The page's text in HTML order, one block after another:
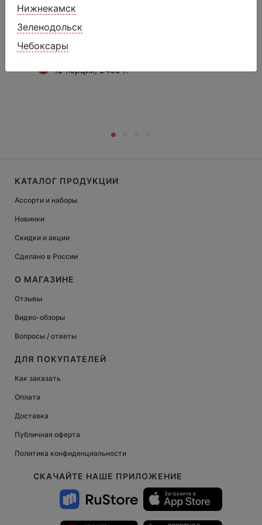
Нижнекамск
Зеленодольск
Чебоксары
Брикет ГОСТ крем-брюле
1699 ₽
12 порций, 2400 г.
СКАЧАЙТЕ НАШЕ ПРИЛОЖЕНИЕ
КАТАЛОГ ПРОДУКЦИИ
Ассорти и наборы
Новинки
Скидки и акции
Сделано в России
О МАГАЗИНЕ
Отзывы
Видео-обзоры
Вопросы / ответы
ДЛЯ ПОКУПАТЕЛЕЙ
Как заказать
Оплата
Доставка
Публичная оферта
Политика конфиденциальности